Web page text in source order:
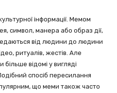
інформації. Мемом
символ, манера або образ дії,
від людини до людини
ритуалів, жестів. Але
відомі у вигляді
спосіб пересилання
що меми також часто